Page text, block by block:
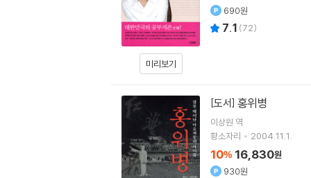
미리보기
690원
7.1 (72)
[도서] 홍위병
이상원 역
황소자리
2004.11.1.
10% 16,830원
930원